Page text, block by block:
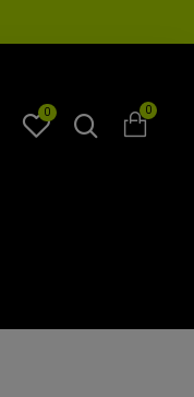
0 0